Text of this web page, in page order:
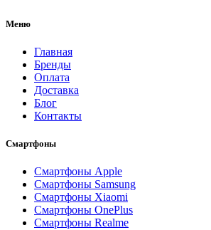
Меню
Главная
Бренды
Оплата
Доставка
Блог
Контакты
Смартфоны
Смартфоны Apple
Смартфоны Samsung
Смартфоны Xiaomi
Смартфоны OnePlus
Смартфоны Realme